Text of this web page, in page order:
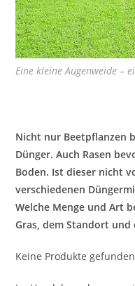
Eine kleine Augenweide –
Nicht nur Beetpflanzen
Dünger. Auch Rasen
Boden. Ist dieser nicht
verschiedenen
Welche Menge und Art
Gras, dem Standort und
Keine Produkte